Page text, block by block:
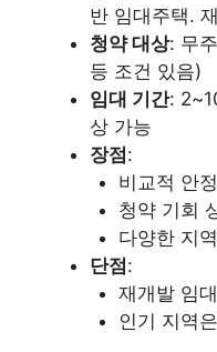
반 임대주택.
청약 대상: 무
등 조건 있음)
임대 기간:
상 가능
장점:
비교적 안
청약 기회
다양한 지
단점:
재개발 임
인기 지역